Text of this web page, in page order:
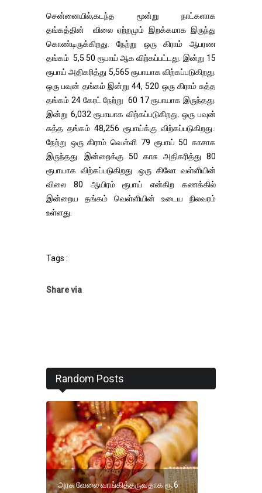
சென்னையில்,கடந்த மூன்று நாட்களாக
தங்கத்தின் விலை ஏற்றமும் இறக்கமாக இருந்து
கொண்டிருக்கிறது. நேற்று ஒரு கிராம் ஆபரண
தங்கம் 5,5 50 ரூபாய் ஆக விற்கப்பட்டது. இன்று 15
ரூபாய் அதிகரித்து 5,565 ரூபாயாக விற்கப்படுகிறது.
ஒரு பவுன் தங்கம் இன்று 44, 520 ஒரு கிராம் சுத்த
தங்கம் 24 கேரட் நேற்று 60 17 ரூபாயாக இருந்தது.
இன்று 6,032 ரூபாயாக விற்கப்படுகிறது. ஒரு பவுன்
சுத்த தங்கம் 48,256 ரூபாய்க்கு விற்கப்படுகிறது..
நேற்று ஒரு கிராம் வெள்ளி 79 ரூபாய் 50 காசாக
இருந்தது. இன்றைக்கு 50 காசு அதிகரித்து 80
ரூபாயாக விற்கப்படுகிறது .ஒரு கிலோ வள்ளியின்
விலை 80 ஆயிரம் ரூபாய் என்கிற கணக்கில்
இன்றைய தங்கம் வெள்ளியின் உடைய நிலவரம்
உள்ளது.
Tags :
Share via
Random Posts
அரசு வேலை வாங்கித்தருவதாக ரூ.6